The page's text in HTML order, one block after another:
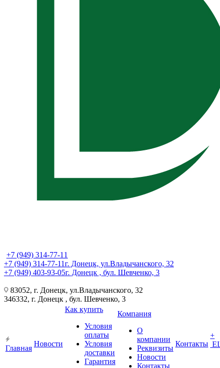
+7 (949) 314-77-11
+7 (949) 314-77-11г. Донецк, ул.Владычанского, 32
+7 (949) 403-93-05г. Донецк , бул. Шевченко, 3
83052, г. Донецк, ул.Владычанского, 32
346332, г. Донецк , бул. Шевченко, 3
Главная
Новости
Как купить
Условия
оплаты
Условия
доставки
Гарантия
Компания
О
компании
Реквизиты
Новости
Контакты
Контакты
+